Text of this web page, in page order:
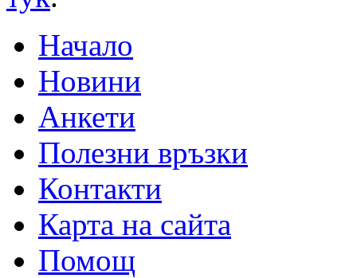
Начало
Новини
Анкети
Полезни връзки
Контакти
Карта на сайта
Помощ